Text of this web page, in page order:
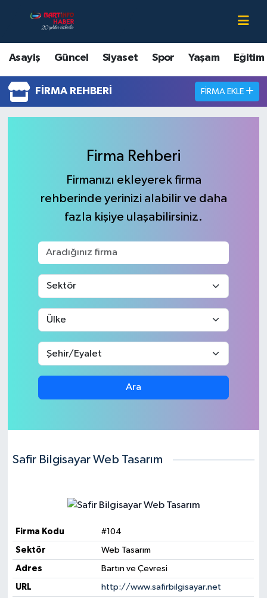
Asayiş Güncel Siyaset Spor Yaşam Eğitim
FIRMA REHBERI FIRMA EKLE
Firma Rehberi
Firmanızı ekleyerek firma
rehberinde yerinizi alabilir ve daha
fazla kişiye ulaşabilirsiniz.
Ara
Safir Bilgisayar Web Tasarım
Firma Kodu #104
Sektör Web Tasarım
Adres Bartın ve Çevresi
URL http://www.safirbilgisayar.net
Asayiş
Bartın Hakkında
Çevre
Güncel
Magazin
Medya
Sağlık
Sinema
Sivil Toplum
Yaşam
Yerel Yönetimler
Bartın Nöbetçi Eczaneler
Bartın Hava Durumu
Bartin Namaz Vakitleri
Tüm Manşetler
Haber Arşivi